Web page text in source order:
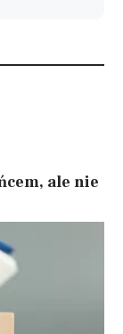
ale nie